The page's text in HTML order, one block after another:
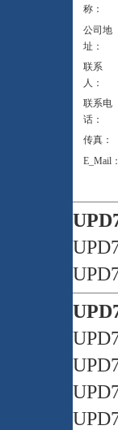
称：
公司地
址：
联系
人：
联系电
话：
传真：
E_Mail：